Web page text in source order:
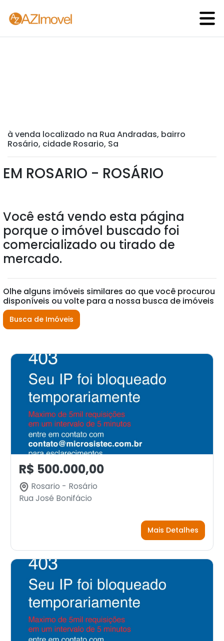
à venda localizado na Rua Andradas, bairro
Rosário, cidade Rosario, Sa
EM ROSARIO - ROSÁRIO
Você está vendo esta página
porque o imóvel buscado foi
comercializado ou tirado de
mercado.
Olhe alguns imóveis similares ao que você procurou
disponíveis ou volte para a nossa busca de imóveis
Busca de Imóveis
R$ 500.000,00
Rosario - Rosário
Rua José Bonifácio
Mais Detalhes